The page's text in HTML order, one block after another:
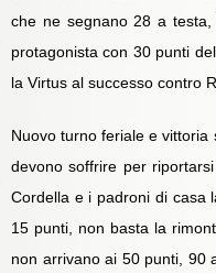
che ne segnano 28 a
protagonista con 30 punti
la Virtus al successo contro
Nuovo turno feriale e
devono soffrire per
Cordella e i padroni di casa
15 punti, non basta la
non arrivano ai 50 punti, 90